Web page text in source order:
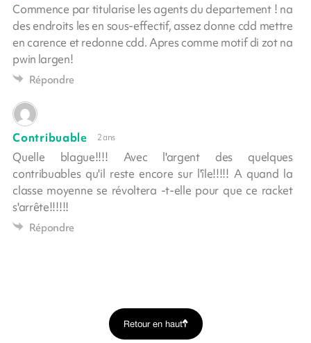
Commence par titularise les agents du departement ! na
des endroits les en sous-effectif, assez donne cdd mettre
en carence et redonne cdd. Apres comme motif di zot na
pwin largen!
Répondre
Contribuable 2 ans
Quelle blague!!!! Avec l'argent des quelques
contribuables qu'il reste encore sur l'île!!!!! A quand la
classe moyenne se révoltera -t-elle pour que ce racket
s'arrête!!!!!!
Répondre
Retour en haut